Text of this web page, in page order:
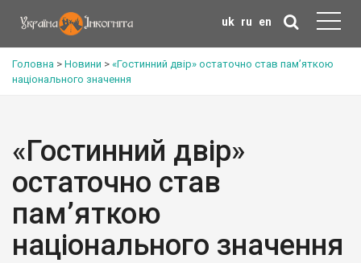
uk ru en
Головна > Новини > «Гостинний двір» остаточно став пам’яткою
національного значення
«Гостинний двір»
остаточно став
пам’яткою
національного значення